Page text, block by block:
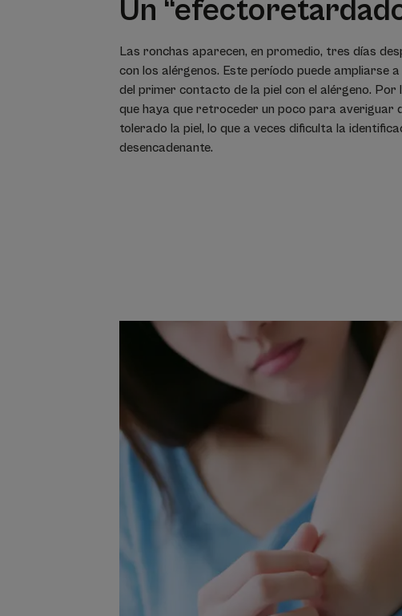
Un “efecto
Las ronchas aparecen, en promedio, tres días
con los alérgenos. Este período puede ampliarse
del primer contacto de la piel con el alérgeno. Por
que haya que retroceder un poco para averiguar
tolerado la piel, lo que a veces dificulta la
desencadenante.